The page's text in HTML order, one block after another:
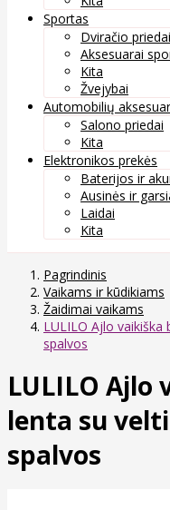
Sportas
Dviračio priedai
Aksesuarai
Kita
Žvejybai
Automobilių
Salono priedai
Kita
Elektronikos prekės
Baterijos ir
Ausinės ir
Laidai
Kita
Pagrindinis
Vaikams ir kūdikiams
Žaidimai vaikams
LULILO Ajlo vaikiška
spalvos
LULILO Ajlo
lenta su
spalvos